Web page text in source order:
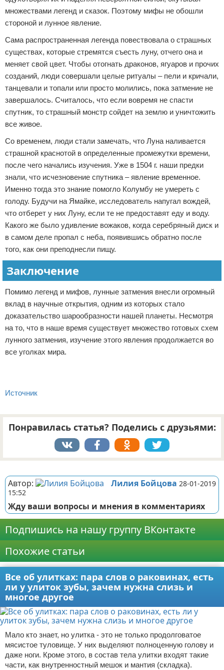
множествами легенд и сказок. Поэтому мифы не обошли
стороной и лунное явление.
Сама распространенная легенда повествовала о страшных
существах, которые стремятся съесть луну, отчего она и
меняет свой цвет. Чтобы отогнать драконов, ягуаров и прочих
созданий, люди совершали целые ритуалы – пели и кричали,
танцевали и топали или просто молились, пока затмение не
завершалось. Считалось, что если вовремя не спасти
спутник, то страшный монстр сойдет на землю и уничтожить
все живое.
Со временем, люди стали замечать, что Луна наливается
страшной краснотой в определенные промежутки времени,
после чего начались изучения. Уже в 1504 г. наши предки
знали, что исчезновение спутника – явление временное.
Именно тогда это знание помогло Колумбу не умереть с
голоду. Будучи на Ямайке, исследователь напугал вождей,
что отберет у них Луну, если те не предоставят еду и воду.
Какого же было удивление вожаков, когда серебряный диск и
в самом деле пропал с неба, появившись обратно после
того, как они преподнесли пищу.
Заключение
Помимо легенд и мифов, лунные затмения внесли огромный
вклад в научные открытия, одним из которых стало
доказательство шарообразности нашей планеты. Несмотря
на то, что в наше время существует множество готовых схем
лунного затмения, изучение этого явления продолжается во
все уголках мира.
Источник
Понравилась статья? Поделись с друзьями:
Автор: Лилия Бойцова 28-01-2019
15:52
Жду ваши вопросы и мнения в комментариях
Подпишись на нашу группу ВКонтакте
Похожие статьи
Все об улитках: пара слов о раковинах, есть
ли у улиток зубы, зачем нужна слизь и
многое другое
Мало кто знает, но улитка - это не только продолговатое
мясистое туловище. У них выделяют полноценную голову и
даже ноги. Кроме этого, в состав тела улитки входят такие
части, как внутренностный мешок и мантия (складка).